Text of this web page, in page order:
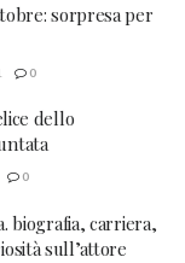
sorpresa per
0
dello
0
biografia, carriera,
sull’attore